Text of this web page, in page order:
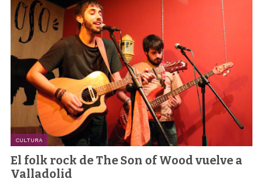
CULTURA
El folk rock de The Son of Wood vuelve a
Valladolid